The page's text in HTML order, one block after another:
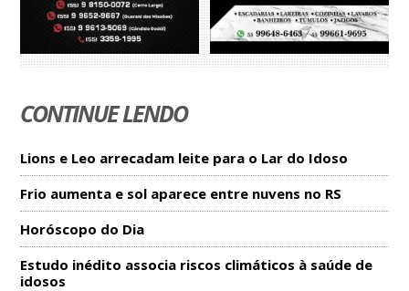
CONTINUE LENDO
Lions e Leo arrecadam leite para o Lar do Idoso
Frio aumenta e sol aparece entre nuvens no RS
Horóscopo do Dia
Estudo inédito associa riscos climáticos à saúde de
idosos